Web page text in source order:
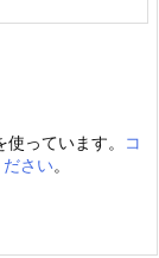
っています。
コ
ださい。